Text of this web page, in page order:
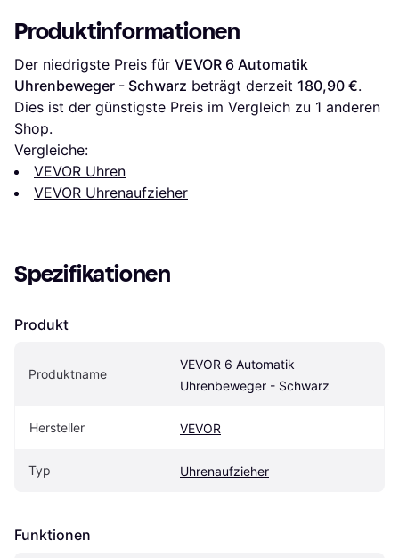
Produktinformationen
Der niedrigste Preis für VEVOR 6 Automatik
Uhrenbeweger - Schwarz beträgt derzeit 180,90 €.
Dies ist der günstigste Preis im Vergleich zu 1 anderen
Shop.
Vergleiche:
VEVOR Uhren
VEVOR Uhrenaufzieher
Spezifikationen
Produkt
Produktname
VEVOR 6 Automatik
Uhrenbeweger - Schwarz
Hersteller VEVOR
Typ Uhrenaufzieher
Funktionen